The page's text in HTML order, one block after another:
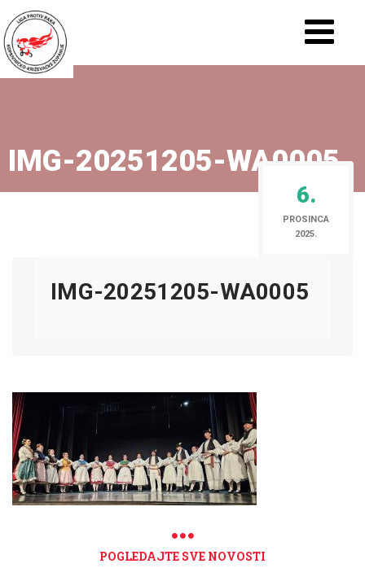
IMG-20251205-WA0005
6.
PROSINCA
2025.
IMG-20251205-WA0005
POGLEDAJTE SVE NOVOSTI